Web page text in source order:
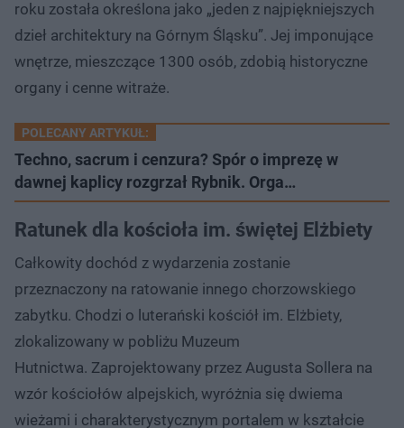
roku została określona jako „jeden z najpiękniejszych
dzieł architektury na Górnym Śląsku”. Jej imponujące
wnętrze, mieszczące 1300 osób, zdobią historyczne
organy i cenne witraże.
POLECANY ARTYKUŁ:
Techno, sacrum i cenzura? Spór o imprezę w
dawnej kaplicy rozgrzał Rybnik. Orga…
Ratunek dla kościoła im. świętej Elżbiety
Całkowity dochód z wydarzenia zostanie
przeznaczony na ratowanie innego chorzowskiego
zabytku. Chodzi o luterański kościół im. Elżbiety,
zlokalizowany w pobliżu Muzeum
Hutnictwa. Zaprojektowany przez Augusta Sollera na
wzór kościołów alpejskich, wyróżnia się dwiema
wieżami i charakterystycznym portalem w kształcie